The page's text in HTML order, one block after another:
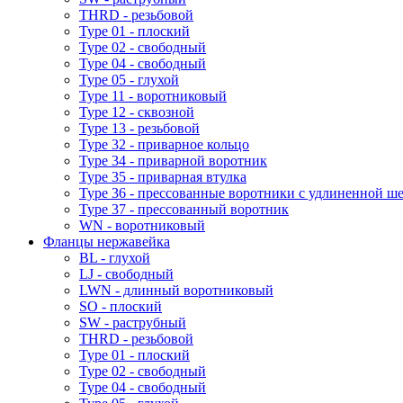
THRD - резьбовой
Type 01 - плоский
Type 02 - свободный
Type 04 - свободный
Type 05 - глухой
Type 11 - воротниковый
Type 12 - сквозной
Type 13 - резьбовой
Type 32 - приварное кольцо
Type 34 - приварной воротник
Type 35 - приварная втулка
Type 36 - прессованные воротники с удлиненной
Type 37 - прессованный воротник
WN - воротниковый
Фланцы нержавейка
BL - глухой
LJ - свободный
LWN - длинный воротниковый
SO - плоский
SW - раструбный
THRD - резьбовой
Type 01 - плоский
Type 02 - свободный
Type 04 - свободный